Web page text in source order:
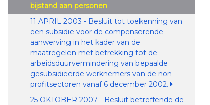
bijstand aan personen
11 APRIL 2003 - Besluit tot toekenning van
een subsidie voor de compenserende
aanwerving in het kader van de
maatregelen met betrekking tot de
arbeidsduurvermindering van bepaalde
gesubsidieerde werknemers van de non-
profitsectoren vanaf 6 december 2002.
25 OKTOBER 2007 - Besluit betreffende de